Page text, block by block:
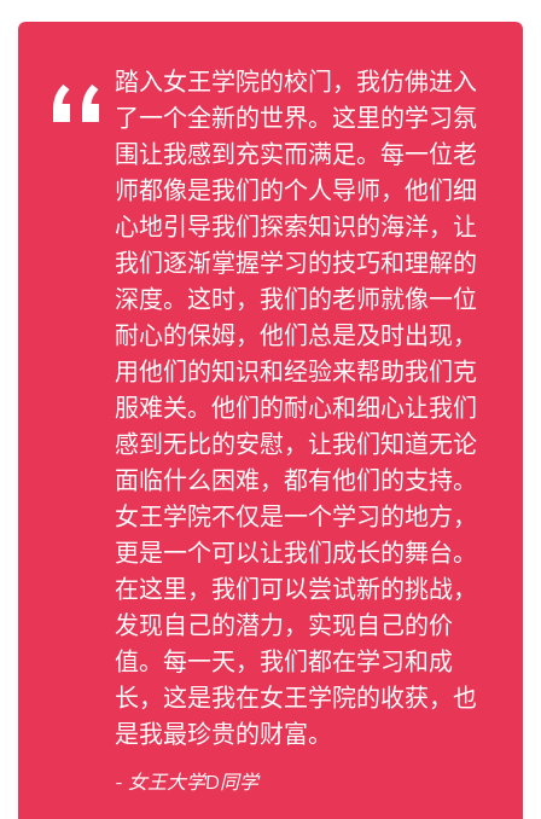
踏入女王学院的校门，我仿佛进入
了一个全新的世界。这里的学习氛
围让我感到充实而满足。每一位老
师都像是我们的个人导师，他们细
心地引导我们探索知识的海洋，让
我们逐渐掌握学习的技巧和理解的
深度。这时，我们的老师就像一位
耐心的保姆，他们总是及时出现，
用他们的知识和经验来帮助我们克
服难关。他们的耐心和细心让我们
感到无比的安慰，让我们知道无论
面临什么困难，都有他们的支持。
女王学院不仅是一个学习的地方，
更是一个可以让我们成长的舞台。
在这里，我们可以尝试新的挑战，
发现自己的潜力，实现自己的价
值。每一天，我们都在学习和成
长，这是我在女王学院的收获，也
是我最珍贵的财富。
- 女王大学D同学